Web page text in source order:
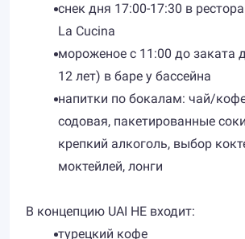
снек дня 17:00-17:30 в
La Cucina
мороженое с 11:00 до заката
12 лет) в баре у бассейна
напитки по бокалам: чай/
содовая, пакетированные
крепкий алкоголь, выбор
моктейлей, лонги
В концепцию UAI НЕ входит:
турецкий кофе